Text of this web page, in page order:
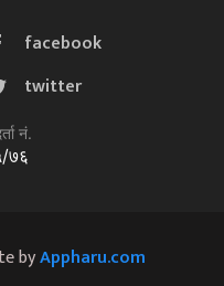
facebook
twitter
नं.
७६
byAppharu.com